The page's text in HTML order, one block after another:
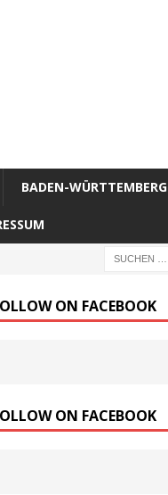
BADEN-WÜRTTEMBERG
ON FACEBOOK
ON FACEBOOK